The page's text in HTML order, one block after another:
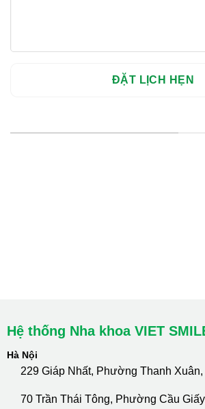
Hệ thống Nha khoa VIET
Hà Nội
229 Giáp Nhất, Phường Thanh Xuân,
70 Trần Thái Tông, Phường Cầu